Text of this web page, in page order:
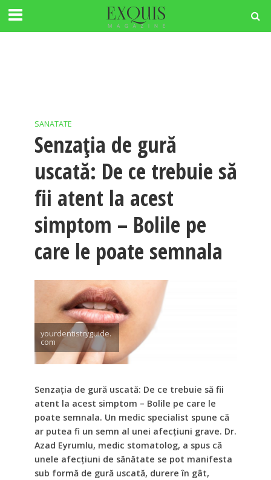
SANATATE
Senzația de gură
uscată: De ce trebuie să
fii atent la acest
simptom – Bolile pe
care le poate semnala
yourdentistryguide.
com
Senzația de gură uscată: De ce trebuie să fii
atent la acest simptom – Bolile pe care le
poate semnala. Un medic specialist spune că
ar putea fi un semn al unei afecțiuni grave. Dr.
Azad Eyrumlu, medic stomatolog, a spus că
unele afecțiuni de sănătate se pot manifesta
sub formă de gură uscată, durere în gât,